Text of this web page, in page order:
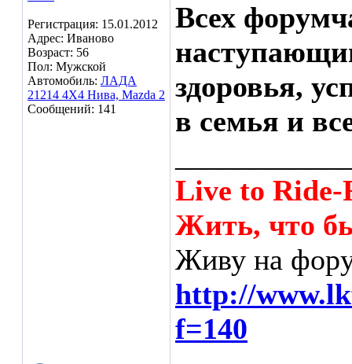
Регистрация: 15.01.2012
Адрес: Иваново
Возраст: 56
Пол: Мужской
Автомобиль: ЛАДА
21214 4Х4 Нива, Mazda 2
Сообщений: 141
Всех
здоровья,
в семья и
Live to
Жить, что
Живу на
http://
f=140